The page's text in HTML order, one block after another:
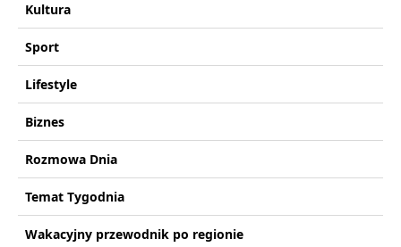
Kultura
Sport
Lifestyle
Biznes
Rozmowa Dnia
Temat Tygodnia
Wakacyjny przewodnik po regionie